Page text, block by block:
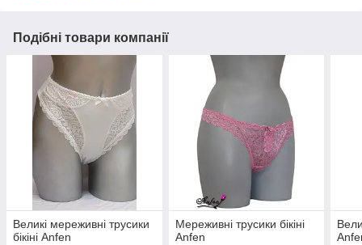
Подібні товари компанії
Великі мереживні трусики
бікіні Anfen
Мереживні трусики бікіні
Anfen